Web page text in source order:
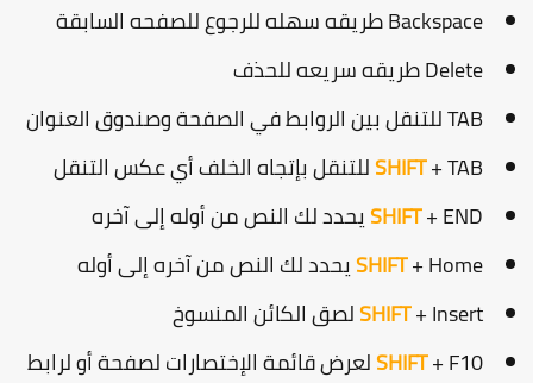
Backspace طريقه سهله للرجوع للصفحه السابقة
Delete طريقه سريعه للحذف
TAB للتنقل بين الروابط في الصفحة وصندوق العنوان
SHIFT+ TAB للتنقل بإتجاه الخلف أي عكس التنقل
SHIFT+ END يحدد لك النص من أوله إلى آخره
SHIFT+ Home يحدد لك النص من آخره إلى أوله
SHIFT+ Insert لصق الكائن المنسوخ
SHIFT+ F10 لعرض قائمة الإختصارات لصفحة أو لرابط